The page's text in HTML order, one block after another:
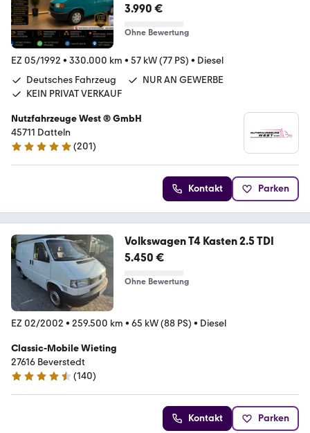
3.990 €
Ohne Bewertung
EZ 05/1992 • 330.000 km • 57 kW (77 PS) • Diesel
Deutsches Fahrzeug
NUR AN GEWERBE
KEIN PRIVAT VERKAUF
Nutzfahrzeuge West ® GmbH
45711 Datteln
4.9 Sterne
(201)
Kontakt Parken
Volkswagen T4 Kasten 2.5 TDI
5.450 €
Ohne Bewertung
EZ 02/2002 • 259.500 km • 65 kW (88 PS) • Diesel
Classic-Mobile Wieting
27616 Beverstedt
4.7 Sterne
(140)
Kontakt Parken